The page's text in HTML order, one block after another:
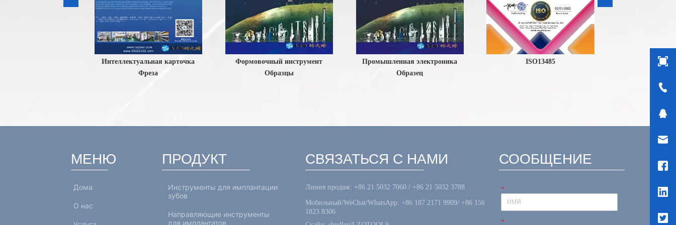
Интеллектуальная карточка
Формовочный инструмент
Образцы
Промышленная электроника
Образец
ISO13485
Ломать
МЕНЮ
Дома
О нас
ПРОДУКТ
Инструменты для имплантации
зубов
Направляющие инструменты
для имплантатов
СВЯЗАТЬСЯ С НАМИ
Линия продаж: +86 21 5032 7060 / +86 21 5032 3788
Мобильный/WeChat/WhatsApp: +86 187 2171 9909/ +86 156
1823 8306
СООБЩЕНИЕ
*
*